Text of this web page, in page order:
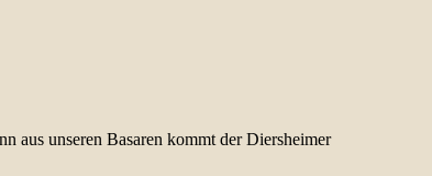
aus unseren Basaren kommt der Diersheimer